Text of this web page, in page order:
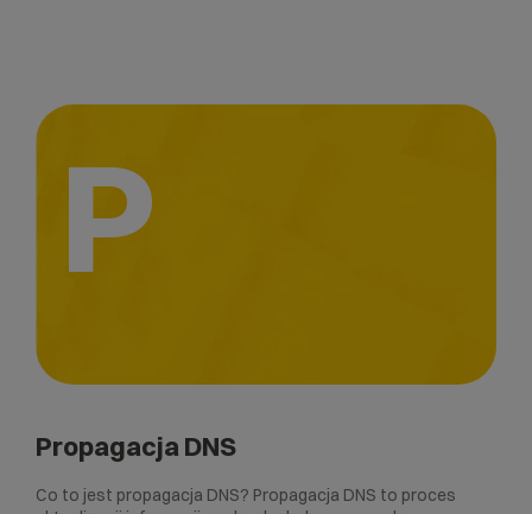
P
Propagacja DNS
Co to jest propagacja DNS? Propagacja DNS to proces